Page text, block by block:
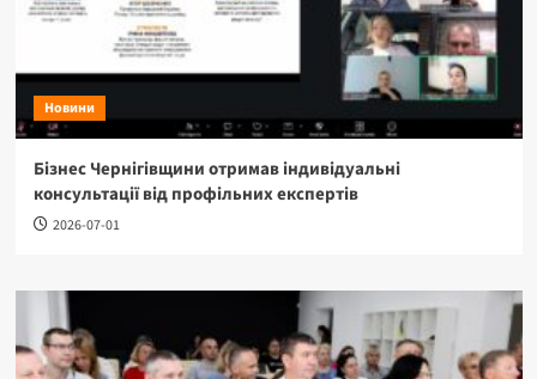
Новини
Бізнес Чернігівщини отримав індивідуальні
консультації від профільних експертів
2026-07-01